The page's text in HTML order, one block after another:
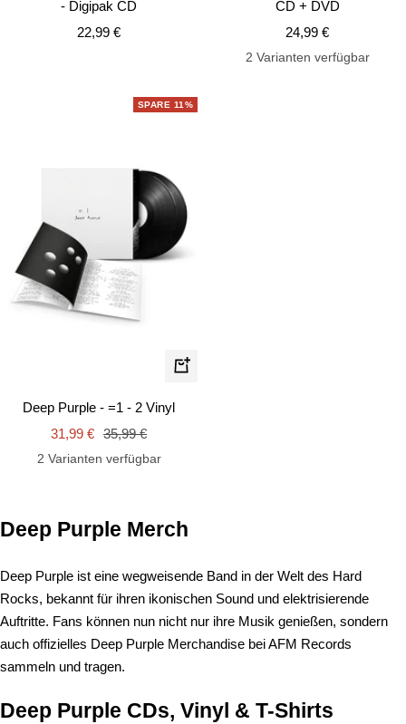
- Digipak CD
Angebotspreis
22,99 €
CD + DVD
Angebotspreis
24,99 €
2 Varianten verfügbar
SPARE 11%
In
Deep Purple - =1 - 2 Vinyl
Angebotspreis
31,99 € Regulärer
Preis
35,99 €
2 Varianten verfügbar
Deep Purple Merch
Deep Purple ist eine wegweisende Band in der Welt des Hard
Rocks, bekannt für ihren ikonischen Sound und elektrisierende
Auftritte. Fans können nun nicht nur ihre Musik genießen, sondern
auch offizielles Deep Purple Merchandise bei AFM Records
sammeln und tragen.
Deep Purple CDs, Vinyl & T-Shirts